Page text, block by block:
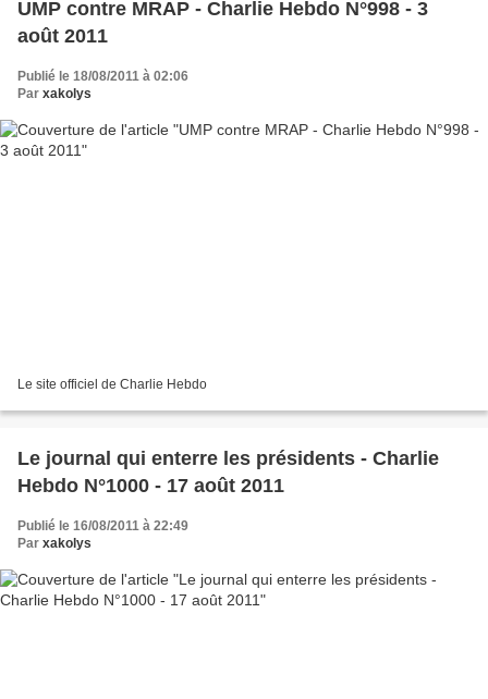
UMP contre MRAP - Charlie Hebdo N°998 - 3
août 2011
Publié le 18/08/2011 à 02:06
Par xakolys
Le site officiel de Charlie Hebdo
Le journal qui enterre les présidents - Charlie
Hebdo N°1000 - 17 août 2011
Publié le 16/08/2011 à 22:49
Par xakolys